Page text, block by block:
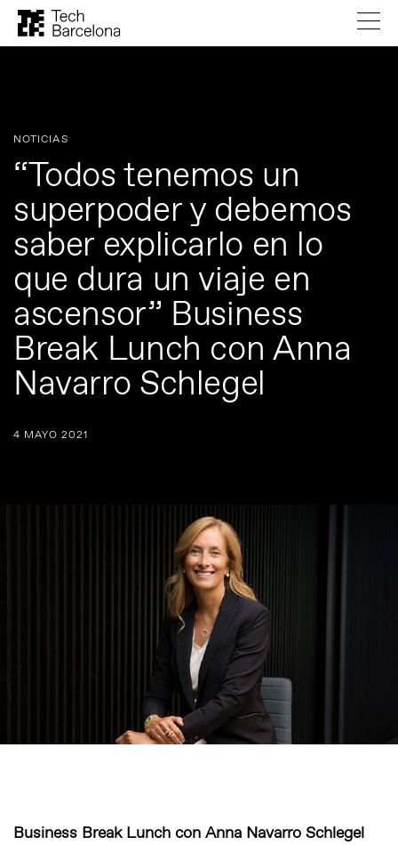
NOTICIAS
“Todos tenemos un
superpoder y debemos
saber explicarlo en lo
que dura un viaje en
ascensor” Business
Break Lunch con Anna
Navarro Schlegel
4 MAYO 2021
Business Break Lunch con Anna Navarro Schlegel